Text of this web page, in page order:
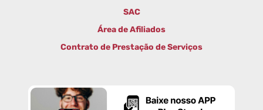
SAC
Área de Afiliados
Contrato de Prestação de Serviços